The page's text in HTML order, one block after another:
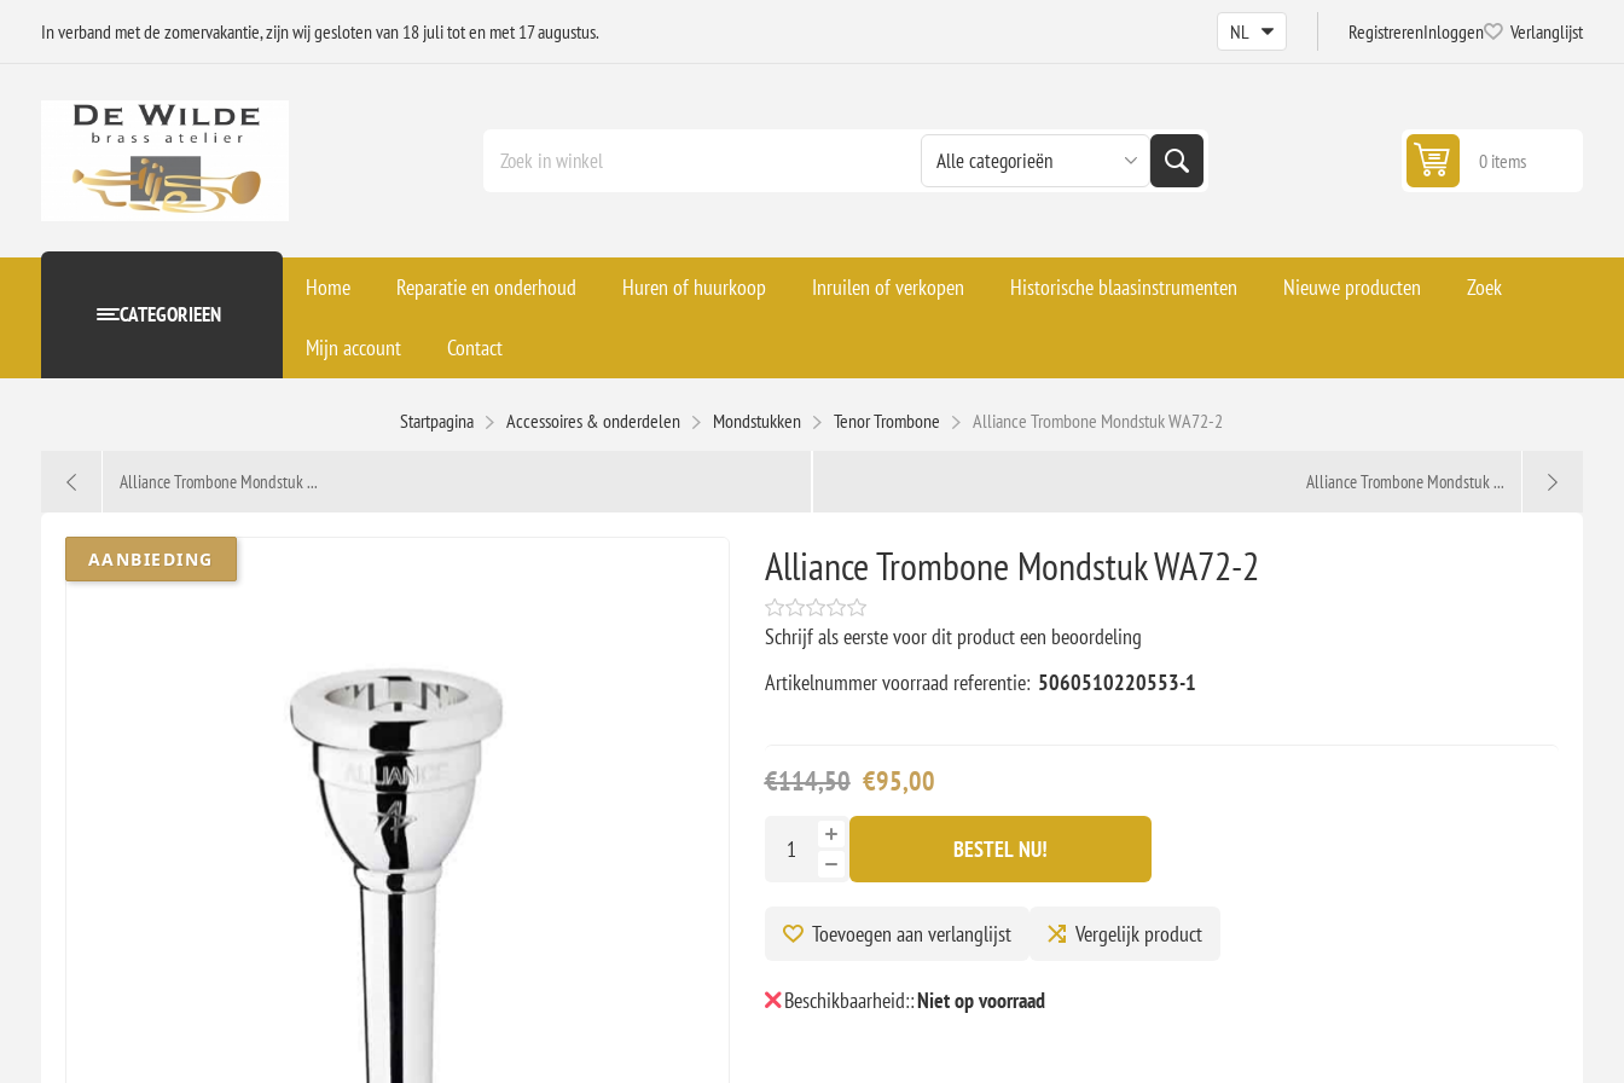
In verband met de zomervakantie, zijn wij gesloten van 18 juli tot en met 17 augustus. RegistrerenInloggen Verlanglijst
0 items
CATEGORIEEN
Home Reparatie en onderhoud Huren of huurkoop Inruilen of verkopen Historische blaasinstrumenten Nieuwe producten Zoek
Mijn account Contact
Startpagina Accessoires & onderdelen Mondstukken Tenor Trombone Alliance Trombone Mondstuk WA72-2
Alliance Trombone Mondstuk ... Alliance Trombone Mondstuk ...
AANBIEDING Alliance Trombone Mondstuk WA72-2
Schrijf als eerste voor dit product een beoordeling
Artikelnummer voorraad referentie: 5060510220553-1
€114,50 €95,00
BESTEL NU!
Toevoegen aan verlanglijst Vergelijk product
Beschikbaarheid::Niet op voorraad